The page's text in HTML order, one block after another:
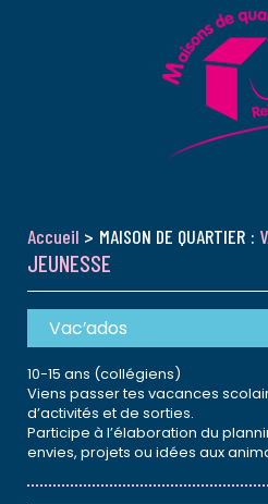
Accueil > MAISON DE QUARTIER :
JEUNESSE
Vac’ados
10-15 ans (collégiens)
Viens passer tes vacances
d’activités et de sorties.
Participe à l’élaboration du
envies, projets ou idées aux